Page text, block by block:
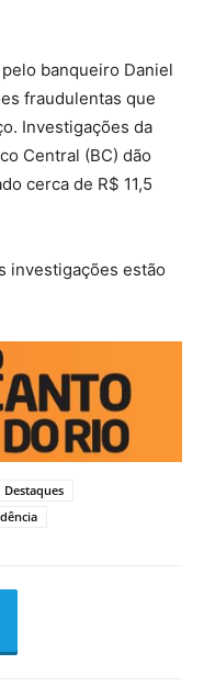
banqueiro Daniel
fraudulentas que
Investigações da
Central (BC) dão
cerca de R$ 11,5
investigações estão
Destaques